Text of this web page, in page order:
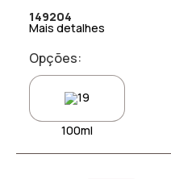
149204
Mais detalhes
Opções:
100ml